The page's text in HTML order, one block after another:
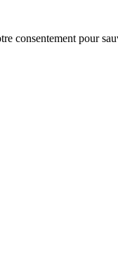
consentement pour